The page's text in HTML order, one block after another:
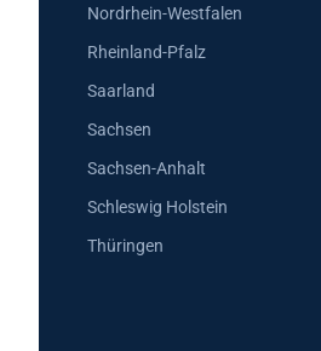
Nordrhein-Westfalen
Rheinland-Pfalz
Saarland
Sachsen
Sachsen-Anhalt
Schleswig Holstein
Thüringen